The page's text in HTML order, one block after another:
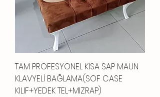
TAM PROFESYONEL KISA SAP MAUN
KLAVYELİ BAĞLAMA(SOF CASE
KILIF+YEDEK TEL+MIZRAP)